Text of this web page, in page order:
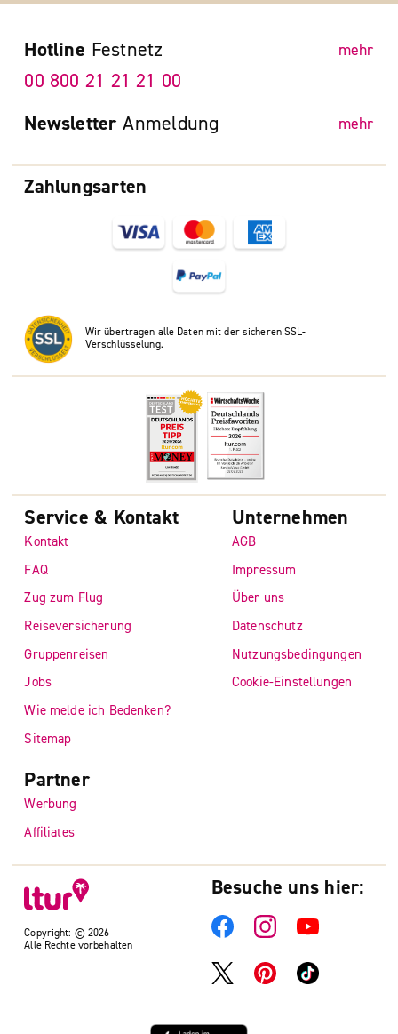
Zahlungsarten
Wir übertragen alle Daten mit der sicheren SSL-
Verschlüsselung.
Hotline Festnetz mehr
00 800 21 21 21 00
Newsletter Anmeldung mehr
Copyright: © 2026
Alle Rechte vorbehalten
Service & Kontakt
Kontakt
FAQ
Zug zum Flug
Reiseversicherung
Gruppenreisen
Jobs
Wie melde ich Bedenken?
Sitemap
Unternehmen
AGB
Impressum
Über uns
Datenschutz
Nutzungsbedingungen
Cookie-Einstellungen
Partner
Werbung
Affiliates
Besuche uns hier: